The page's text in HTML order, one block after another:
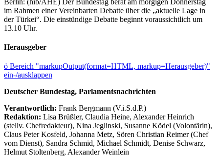
im Rahmen einer Vereinbarten Debatte über die „aktuelle Lage in
der Türkei“. Die einstündige Debatte beginnt voraussichtlich um
13.10 Uhr.
Herausgeber
ö Bereich "markupOutput(format=HTML, markup=Herausgeber)"
ein-/ausklappen
Deutscher Bundestag, Parlamentsnachrichten
Verantwortlich: Frank Bergmann (V.i.S.d.P.)
Redaktion: Lisa Brüßler, Claudia Heine, Alexander Heinrich
(stellv. Chefredakteur), Nina Jeglinski, Susanne Ködel (Volontärin),
Claus Peter Kosfeld, Johanna Metz, Sören Christian Reimer (Chef
vom Dienst), Sandra Schmid, Michael Schmidt, Denise Schwarz,
Helmut Stoltenberg, Alexander Weinlein